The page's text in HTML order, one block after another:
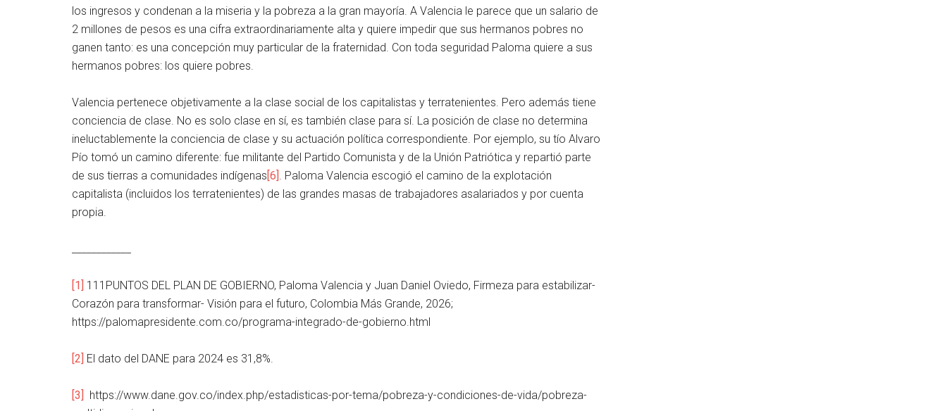
los ingresos y condenan a la miseria y la pobreza a la gran mayoría. A Valencia le parece que un salario de
2 millones de pesos es una cifra extraordinariamente alta y quiere impedir que sus hermanos pobres no
ganen tanto: es una concepción muy particular de la fraternidad. Con toda seguridad Paloma quiere a sus
hermanos pobres: los quiere pobres.
Valencia pertenece objetivamente a la clase social de los capitalistas y terratenientes. Pero además tiene
conciencia de clase. No es solo clase en sí, es también clase para sí. La posición de clase no determina
ineluctablemente la conciencia de clase y su actuación política correspondiente. Por ejemplo, su tío Alvaro
Pío tomó un camino diferente: fue militante del Partido Comunista y de la Unión Patriótica y repartió parte
de sus tierras a comunidades indígenas[6]. Paloma Valencia escogió el camino de la explotación
capitalista (incluidos los terratenientes) de las grandes masas de trabajadores asalariados y por cuenta
propia.
[1] 111PUNTOS DEL PLAN DE GOBIERNO, Paloma Valencia y Juan Daniel Oviedo, Firmeza para estabilizar-
Corazón para transformar- Visión para el futuro, Colombia Más Grande, 2026;
https://palomapresidente.com.co/programa-integrado-de-gobierno.html
[2] El dato del DANE para 2024 es 31,8%.
[3] https://www.dane.gov.co/index.php/estadisticas-por-tema/pobreza-y-condiciones-de-vida/pobreza-